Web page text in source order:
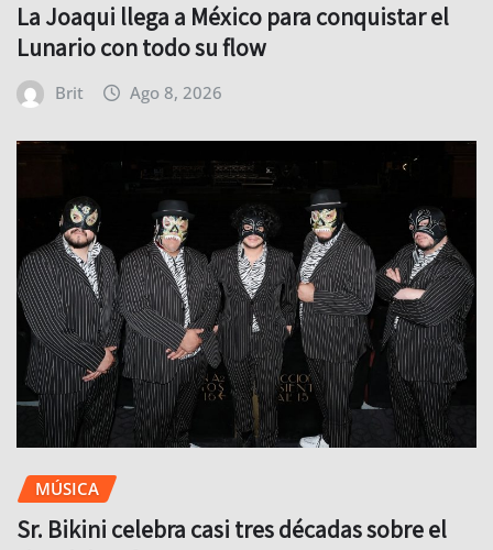
La Joaqui llega a México para conquistar el
Lunario con todo su flow
Brit Ago 8, 2026
MÚSICA
Sr. Bikini celebra casi tres décadas sobre el